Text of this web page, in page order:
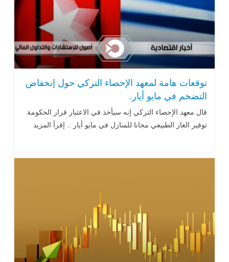
توقعات هامة لمعهد الإحصاء التركي حول إنخفاض
التضخم في مايو أيار.
قال معهد الإحصاء التركي إنه سيأخذ في الاعتبار قرار الحكومة
توفير الغاز الطبيعي مجانا للمنازل في مايو أيار .. إقرأ المزيد